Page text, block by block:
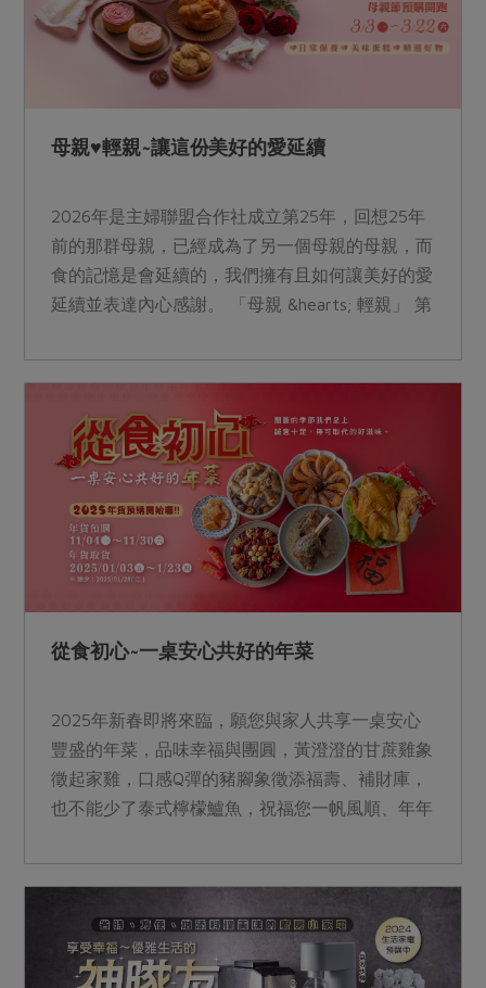
母親♥輕親~讓這份美好的愛延續
2026年是主婦聯盟合作社成立第25年，回想25年
前的那群母親，已經成為了另一個母親的母親，而
食的記憶是會延續的，我們擁有且如何讓美好的愛
延續並表達內心感謝。 「母親 &hearts; 輕親」 第
加，希望獻給母親對身體最純粹的心意。 第二個
是親愛的自己所選擇出發。 ※為方便線上下單社
員達到配送免運門檻，2025年精選好物產品(例
如：米漢堡、玉米水餃...等)提供社員可於預購出貨
時一同到貨。 取貨時間：4/28(一)~5/10(六) 母親
節：5/11(日) &nbsp;
從食初心~一桌安心共好的年菜
2025年新春即將來臨，願您與家人共享一桌安心
豐盛的年菜，品味幸福與團圓，黃澄澄的甘蔗雞象
徵起家雞，口感Q彈的豬腳象徵添福壽、補財庫，
也不能少了泰式檸檬鱸魚，祝福您一帆風順、年年
心意，把幸福的滋味留在心間。 &nbsp;